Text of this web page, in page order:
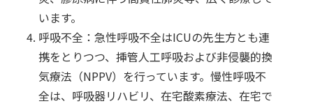
います。
呼吸不全：急性呼吸不全はICUの先生方とも連
携をとりつつ、挿管人工呼吸および非侵襲的換
気療法（NPPV）を行っています。慢性呼吸不
全は、呼吸器リハビリ、在宅酸素療法、在宅で